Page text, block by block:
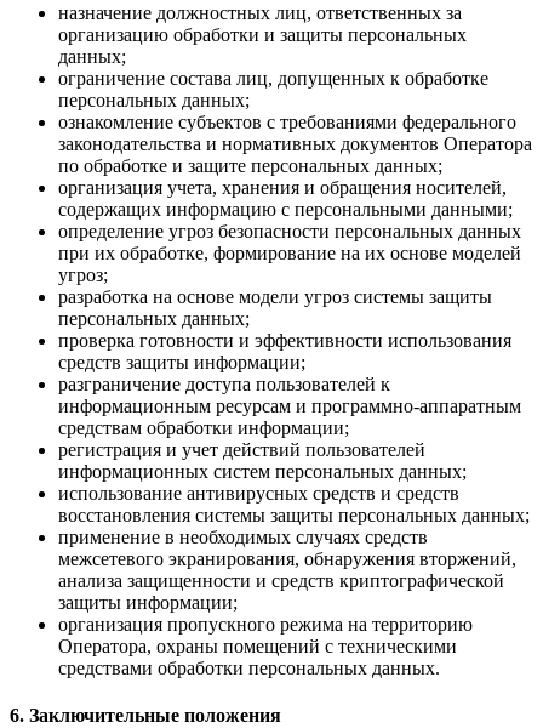
назначение должностных лиц, ответственных за
организацию обработки и защиты персональных
данных;
ограничение состава лиц, допущенных к обработке
персональных данных;
ознакомление субъектов с требованиями федерального
законодательства и нормативных документов Оператора
по обработке и защите персональных данных;
организация учета, хранения и обращения носителей,
содержащих информацию с персональными данными;
определение угроз безопасности персональных данных
при их обработке, формирование на их основе моделей
угроз;
разработка на основе модели угроз системы защиты
персональных данных;
проверка готовности и эффективности использования
средств защиты информации;
разграничение доступа пользователей к
информационным ресурсам и программно-аппаратным
средствам обработки информации;
регистрация и учет действий пользователей
информационных систем персональных данных;
использование антивирусных средств и средств
восстановления системы защиты персональных данных;
применение в необходимых случаях средств
межсетевого экранирования, обнаружения вторжений,
анализа защищенности и средств криптографической
защиты информации;
организация пропускного режима на территорию
Оператора, охраны помещений с техническими
средствами обработки персональных данных.
6. Заключительные положения